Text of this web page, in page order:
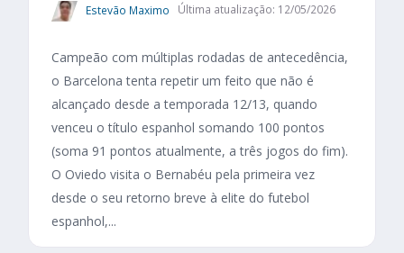
Estevão Maximo Última atualização: 12/05/2026
Campeão com múltiplas rodadas de antecedência,
o Barcelona tenta repetir um feito que não é
alcançado desde a temporada 12/13, quando
venceu o título espanhol somando 100 pontos
(soma 91 pontos atualmente, a três jogos do fim).
O Oviedo visita o Bernabéu pela primeira vez
desde o seu retorno breve à elite do futebol
espanhol,...